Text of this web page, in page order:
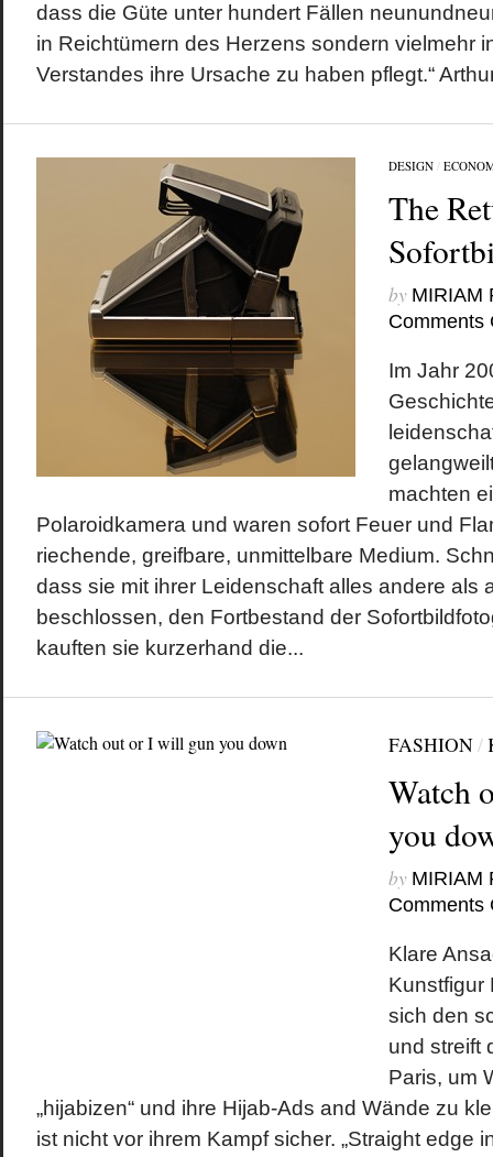
dass die Güte unter hundert Fällen
in Reichtümern des Herzens sondern vielmehr
Verstandes ihre Ursache zu haben pflegt.“
DESIGN/
The
by MIRIAM
Comments
Im Jahr
machten
Polaroidkamera und waren sofort Feuer und
riechende, greifbare, unmittelbare Medium.
dass sie mit ihrer Leidenschaft alles andere als
beschlossen, den Fortbestand der
kauften sie kurzerhand die...
FASHION/
Watch
you
by MIRIAM
Comments
Klare
Kunstfigur
sich den
und streift
Paris, um
„hijabizen“ und ihre Hijab-Ads and Wände zu
ist nicht vor ihrem Kampf sicher. „Straight edge